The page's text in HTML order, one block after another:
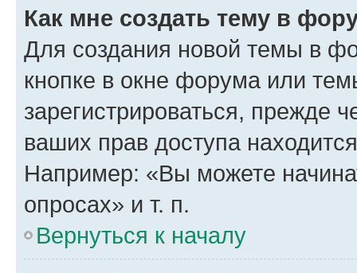
Как мне создать тему в
Для создания новой темы в
кнопке в окне форума или
зарегистрироваться, прежде
ваших прав доступа
Например: «Вы можете
опросах» и т. п.
Вернуться к началу